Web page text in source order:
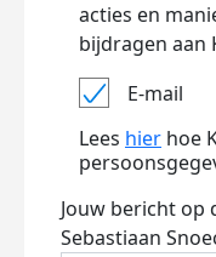
acties en
bijdragen aan
E-mail
Lees hier hoe
Jouw bericht op
Sebastiaan